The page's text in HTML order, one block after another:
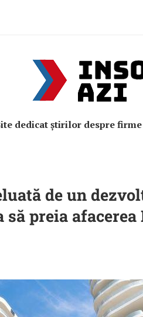
dedicat știrilor despre
de un
preia